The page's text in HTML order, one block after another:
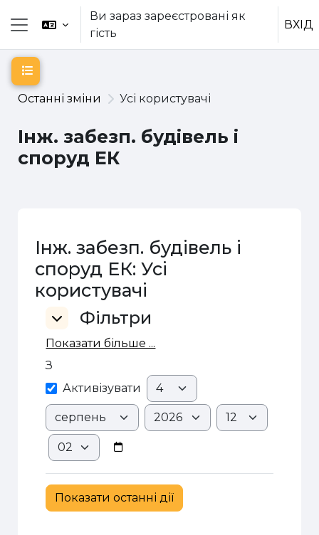
Перейти до головного вмісту
Бокова панель
Ви зараз зареєстровані як
гість
ВХІД
Останні зміни Усі користувачі
Інж. забезп. будівель і
споруд ЕК
Відкритий покажчик курсу
Інж. забезп. будівель і
споруд ЕК: Усі
користувачі
Фільтри
ФільтриФільтри
Показати більше ...
З
З Активізувати День
Місяць Рік Година
Хвилина